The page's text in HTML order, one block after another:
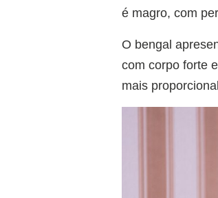
é magro, com
O bengal
com corpo forte
mais